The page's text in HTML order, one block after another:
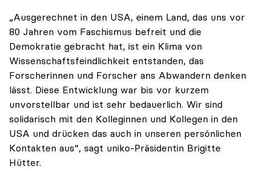
„Ausgerechnet in den USA, einem Land, das uns vor
80 Jahren vom Faschismus befreit und die
Demokratie gebracht hat, ist ein Klima von
Wissenschaftsfeindlichkeit entstanden, das
Forscherinnen und Forscher ans Abwandern denken
lässt. Diese Entwicklung war bis vor kurzem
unvorstellbar und ist sehr bedauerlich. Wir sind
solidarisch mit den Kolleginnen und Kollegen in den
USA und drücken das auch in unseren persönlichen
Kontakten aus“, sagt uniko-Präsidentin Brigitte
Hütter.